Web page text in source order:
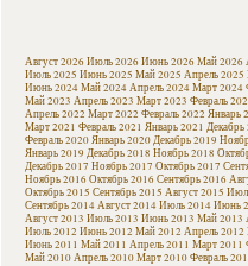
Август 2026 Июль 2026 Июнь 2026 Май 2026
Июль 2025 Июнь 2025 Май 2025 Апрель 2025
Июнь 2024Май 2024Апрель 2024Март 2024
Май 2023 Апрель 2023 Март 2023 Февраль
Апрель 2022 Март 2022 Февраль 2022 Январь
Март 2021 Февраль 2021 Январь 2021 Декабрь
Февраль 2020Январь 2020Декабрь 2019
Январь 2019 Декабрь 2018 Ноябрь 2018
Декабрь 2017 Ноябрь 2017 Октябрь 2017
Ноябрь 2016 Октябрь 2016 Сентябрь 2016
Октябрь 2015 Сентябрь 2015 Август 2015
Сентябрь 2014Август 2014Июль 2014Июнь
Август 2013 Июль 2013 Июнь 2013 Май 2013
Июль 2012 Июнь 2012 Май 2012 Апрель 2012
Июнь 2011 Май 2011 Апрель 2011 Март 2011
Май 2010Апрель 2010Март 2010Февраль